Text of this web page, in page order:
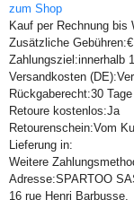
zum Shop
Kauf per Rechnung bis
Zusätzliche Gebühren:
Zahlungsziel:innerhalb
Versandkosten (DE):
Rückgaberecht:30 Tage
Retoure kostenlos:Ja
Retourenschein:Vom
Lieferung in:
Weitere
Adresse:SPARTOO
16 rue Henri Barbusse,